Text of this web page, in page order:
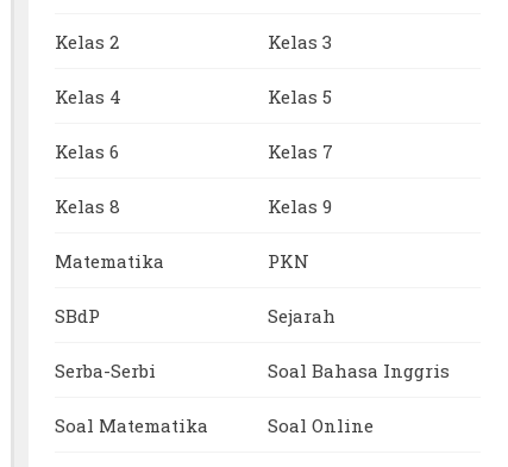
Kelas 2 Kelas 3
Kelas 4 Kelas 5
Kelas 6 Kelas 7
Kelas 8 Kelas 9
Matematika PKN
SBdP Sejarah
Serba-Serbi Soal Bahasa Inggris
Soal Matematika Soal Online